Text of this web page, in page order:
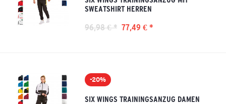
SWEATSHIRT HERREN
96,98 € * 77,49 € *
-20%
SIX WINGS TRAININGSANZUG DAMEN